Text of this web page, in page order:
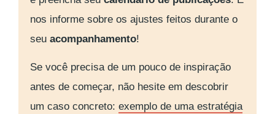
nos informe sobre os ajustes feitos durante o
seu acompanhamento!
Se você precisa de um pouco de inspiração
antes de começar, não hesite em descobrir
um caso concreto: exemplo de uma estratégia